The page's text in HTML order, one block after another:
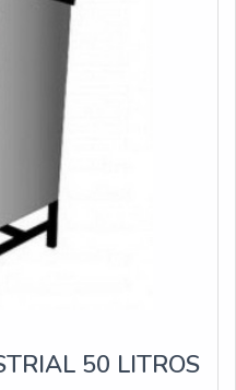
50 LITROS